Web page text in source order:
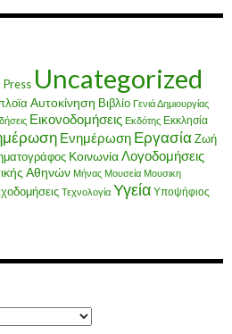
Press Uncategorized
Αυτοκίνηση Βιβλίο Γενιά Δημιουργίας
Εικονοδομήσεις Εκδότης Εκκλησία
Ενημέρωση ΕργασίαΖωή
ΚοινωνίαΛογοδομήσεις
Αθηνών Μήνας Μουσεία Μουσικη
Τεχνολογία Υγεία Υποψήφιος